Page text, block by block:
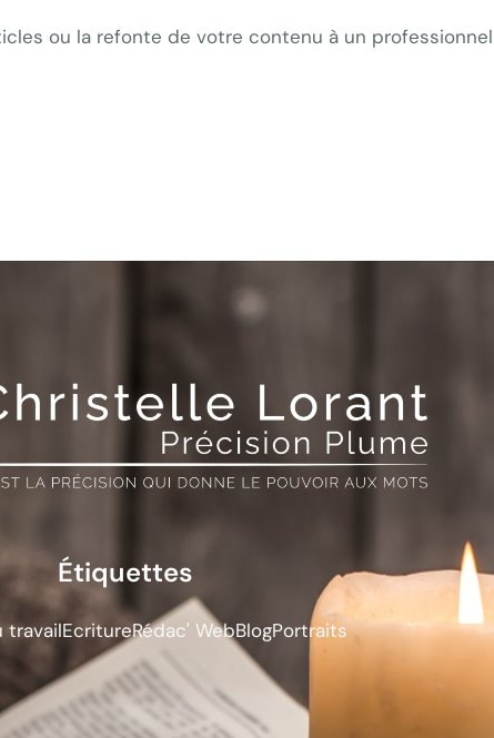
ou la refonte de votre contenu à un professionnel
Étiquettes
travailEcritureRédac' WebBlogPortraits